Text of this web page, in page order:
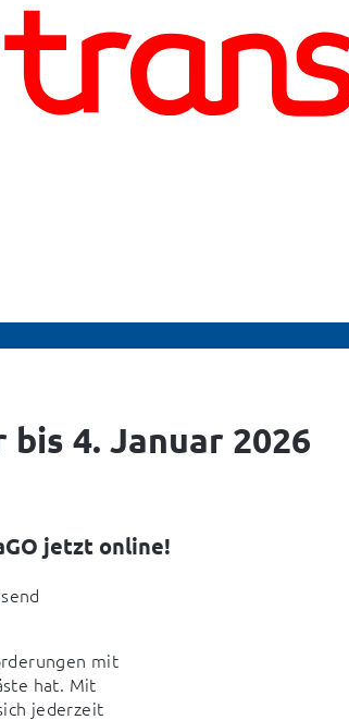
4. Januar 2026
jetzt online!
mit
hat. Mit
jederzeit